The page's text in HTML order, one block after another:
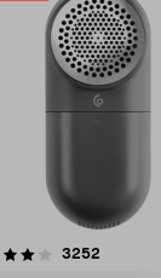
3252
4.5av 5 stjärnor